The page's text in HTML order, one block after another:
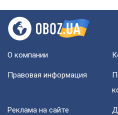
О компании
Правовая информация
Реклама на сайте